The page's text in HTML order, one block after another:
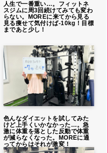
人生で一番重い…。フィットネ
スジムに周3回続けてみても変わ
らない。MOREに来てから見る
見る痩せて気付けば-10kg！目標
まであと少し！
色んなダイエットを試してみた
けど上手くいかなかった…。急
激に体重を落とした反動で体重
が減らなくなった。MOREに通
ってからはそれが激変！